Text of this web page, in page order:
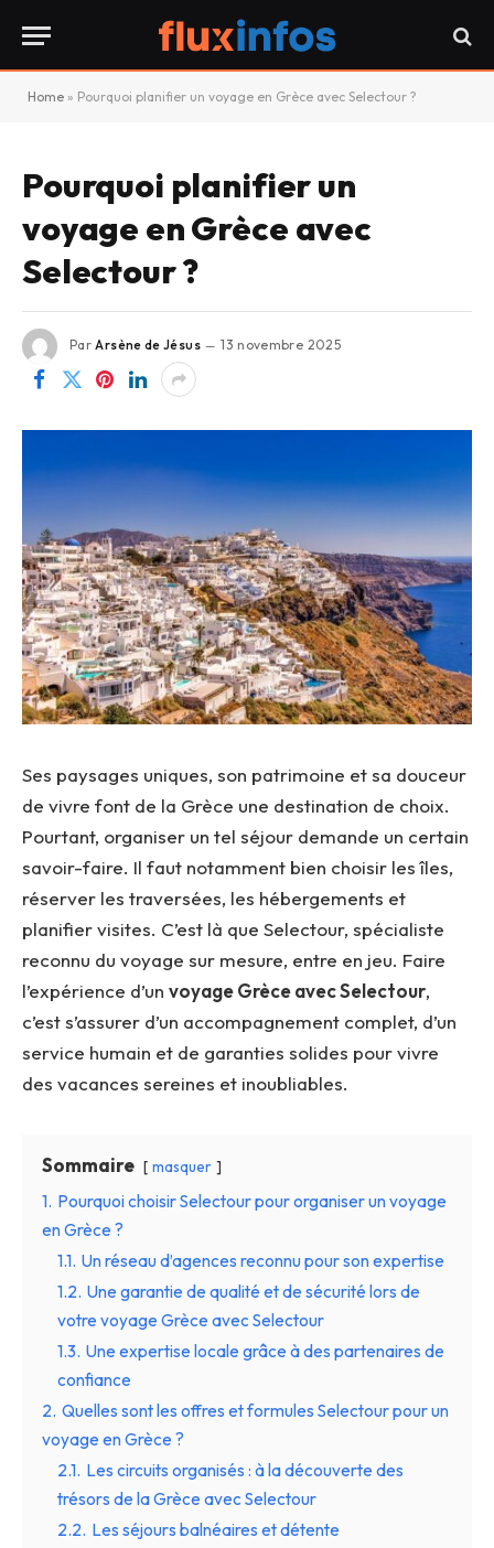
Home » Pourquoi planifier un voyage en Grèce avec Selectour ?
Pourquoi planifier un
voyage en Grèce avec
Selectour ?
Par Arsène de Jésus 13 novembre 2025
Ses paysages uniques, son patrimoine et sa douceur
de vivre font de la Grèce une destination de choix.
Pourtant, organiser un tel séjour demande un certain
savoir-faire. Il faut notamment bien choisir les îles,
réserver les traversées, les hébergements et
planifier visites. C’est là que Selectour, spécialiste
reconnu du voyage sur mesure, entre en jeu. Faire
l’expérience d’un voyage Grèce avec Selectour,
c’est s’assurer d’un accompagnement complet, d’un
service humain et de garanties solides pour vivre
des vacances sereines et inoubliables.
Sommaire masquer
1. Pourquoi choisir Selectour pour organiser un voyage
en Grèce ?
1.1. Un réseau d’agences reconnu pour son expertise
1.2. Une garantie de qualité et de sécurité lors de
votre voyage Grèce avec Selectour
1.3. Une expertise locale grâce à des partenaires de
confiance
2. Quelles sont les offres et formules Selectour pour un
voyage en Grèce ?
2.1. Les circuits organisés : à la découverte des
trésors de la Grèce avec Selectour
2.2. Les séjours balnéaires et détente